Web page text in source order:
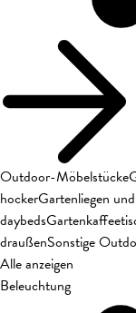
Outdoor-Möbelstücke
hockerGartenliegen
daybeds
draußenSonstige
Alle anzeigen
Beleuchtung